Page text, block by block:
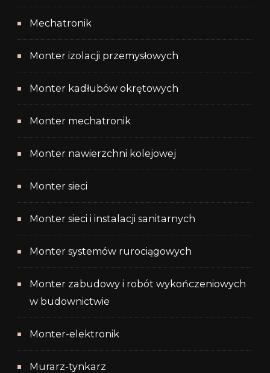
Mechatronik
Monter izolacji przemysłowych
Monter kadłubów okrętowych
Monter mechatronik
Monter nawierzchni kolejowej
Monter sieci
Monter sieci i instalacji sanitarnych
Monter systemów rurociągowych
Monter zabudowy i robót wykończeniowych
w budownictwie
Monter-elektronik
Murarz-tynkarz